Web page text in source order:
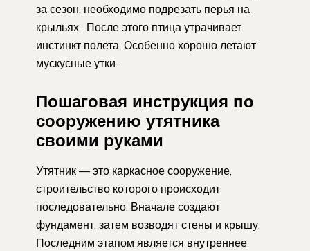
за сезон, необходимо подрезать перья на
крыльях. После этого птица утрачивает
инстинкт полета. Особенно хорошо летают
мускусные утки.
Пошаговая инструкция по
сооружению утятника
своими руками
Утятник — это каркасное сооружение,
строительство которого происходит
последовательно. Вначале создают
фундамент, затем возводят стены и крышу.
Последним этапом является внутреннее